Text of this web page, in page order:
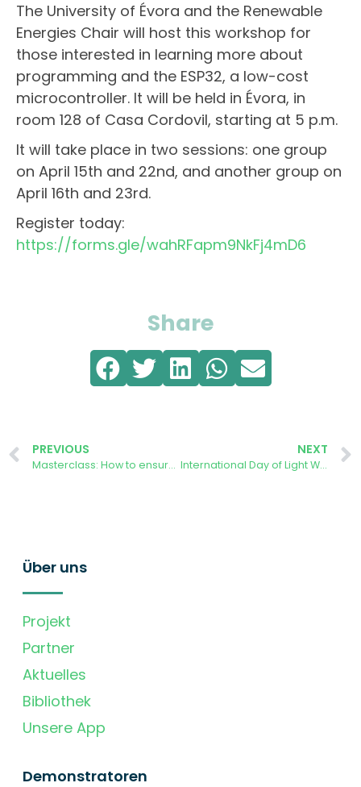
Share
The University of Évora and the Renewable
Energies Chair will host this workshop for
those interested in learning more about
programming and the ESP32, a low-cost
microcontroller. It will be held in Évora, in
room 128 of Casa Cordovil, starting at 5 p.m.
It will take place in two sessions: one group
on April 15th and 22nd, and another group on
April 16th and 23rd.
Register today:
https://forms.gle/wahRFapm9NkFj4mD6
PREVIOUS
Masterclass: How to ensure the social and environmental sustainability of large solar energy projects?
NEXT
International Day of Light Webinar
Über uns
Projekt
Partner
Aktuelles
Bibliothek
Unsere App
Demonstratoren